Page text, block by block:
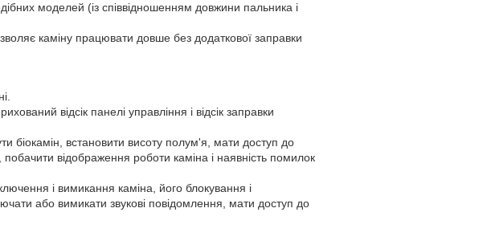
моделей (із співвідношенням довжини пальника і
каміну працювати довше без додаткової заправки
відсік панелі управління і відсік заправки
біокамін, встановити висоту полум'я, мати доступ до
відображення роботи каміна і наявність помилок
і вимикання каміна, його блокування і
або вимикати звукові повідомлення, мати доступ до